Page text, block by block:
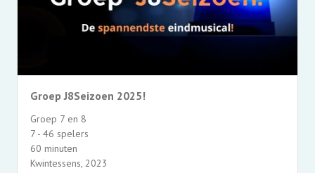
Groep J8Seizoen 2025!
Groep 7 en 8
7 - 46 spelers
60 minuten
Kwintessens, 2023